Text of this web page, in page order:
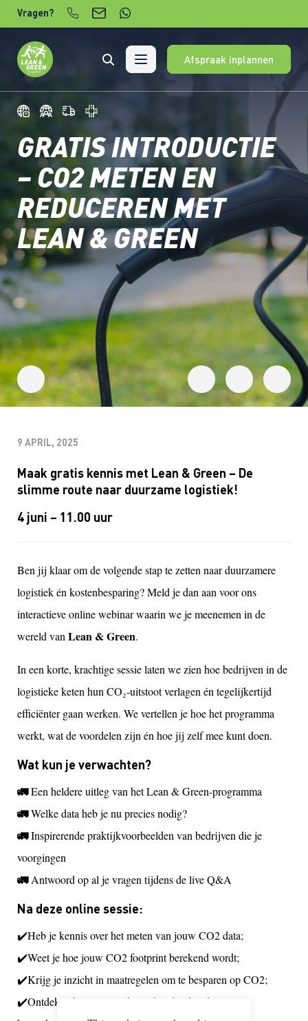
Verder naar content
Vragen?
Afspraak inplannen
GRATIS INTRODUCTIE
– CO2 METEN EN
REDUCEREN MET
LEAN & GREEN
9 APRIL, 2025
Maak gratis kennis met Lean & Green – De
slimme route naar duurzame logistiek!
4 juni – 11.00 uur
Ben jij klaar om de volgende stap te zetten naar duurzamere
logistiek én kostenbesparing? Meld je dan aan voor ons
interactieve online webinar waarin we je meenemen in de
wereld van Lean & Green.
In een korte, krachtige sessie laten we zien hoe bedrijven in de
logistieke keten hun CO₂-uitstoot verlagen én tegelijkertijd
efficiënter gaan werken. We vertellen je hoe het programma
werkt, wat de voordelen zijn én hoe jij zelf mee kunt doen.
Wat kun je verwachten?
🚛Een heldere uitleg van het Lean & Green-programma
🚛Welke data heb je nu precies nodig?
🚛Inspirerende praktijkvoorbeelden van bedrijven die je
voorgingen
🚛Antwoord op al je vragen tijdens de live Q&A
Na deze online sessie:
✔️Heb je kennis over het meten van jouw CO2 data;
✔️Weet je hoe jouw CO2 footprint berekend wordt;
✔️Krijg je inzicht in maatregelen om te besparen op CO2;
✔️Ontdek je hoe CO2-reductie hand in hand gaat met